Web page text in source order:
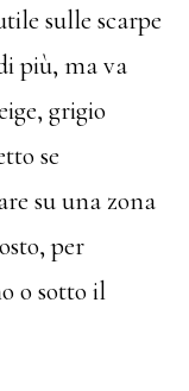
sulle scarpe
più, ma va
grigio
se
su una zona
per
o sotto il